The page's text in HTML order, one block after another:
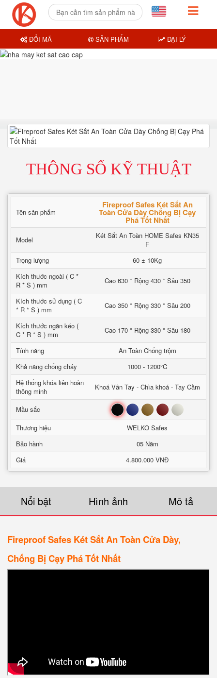
THÔNG SỐ KỸ THUẬT
Tên sản phẩm
Fireproof Safes Két Sắt An
Toàn Cửa Dày Chống Bị Cạy
Phá Tốt Nhất
Model
Két Sắt An Toàn HOME Safes KN35
F
Trọng lượng
60 ± 10Kg
Kích thước ngoài ( C *
R * S ) mm
Cao 630 * Rộng 430 * Sâu 350
Kích thước sử dụng ( C
* R * S ) mm
Cao 350 * Rộng 330 * Sâu 200
Kích thước ngăn kéo (
C * R * S ) mm
Cao 170 * Rộng 330 * Sâu 180
Tính năng
An Toàn Chống trộm
Khả năng chống cháy
1000 - 1200°C
Hệ thống khóa liên hoàn
thông minh
Khoá Vân Tay - Chìa khoá - Tay Cầm
Mầu sắc Đen Xanh Nâu Đỏ Trắng
Thương hiệu
WELKO Safes
Bảo hành
05 Năm
Giá
4.800.000 VNĐ
Nổi bật Hình ảnh Mô tả
Fireproof Safes Két Sắt An Toàn Cửa Dày,
Chống Bị Cạy Phá Tốt Nhất
ĐỔI MÃ SẢN PHẨM ĐẠI LÝ